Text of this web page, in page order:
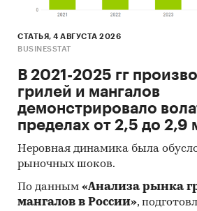
стерилизации
Россия
СТАТЬЯ, 4 АВГУСТА 2026
BUSINESSTAT
В 2021-2025 гг
грилей и мангалов
демонстрировало
пределах от 2,5 до 2,9
Неровная динамика была
рыночных шоков.
По данным «Анализа рынка
мангалов в России»,